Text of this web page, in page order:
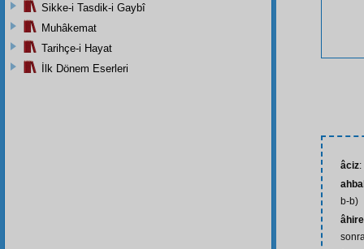
âciz
b-b)
Sikke-i Tasdik-i Gaybî
Muhâkemat
Tarihçe-i Hayat
İlk Dönem Eserleri